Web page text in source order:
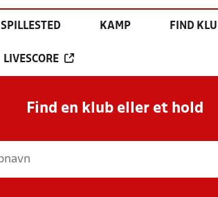
SPILLESTED KAMP FIND
LIVESCORE
Find en klub eller et hold